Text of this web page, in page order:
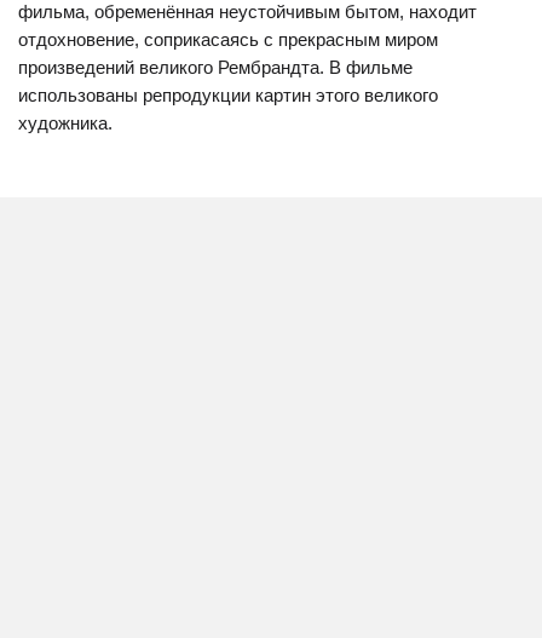
фильма, обременённая неустойчивым бытом, находит
отдохновение, соприкасаясь с прекрасным миром
произведений великого Рембрандта. В фильме
использованы репродукции картин этого великого
художника.